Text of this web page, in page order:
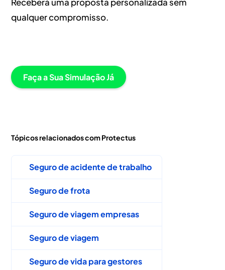
qualquer compromisso.
Faça a Sua Simulação Já
Tópicos relacionados com Protectus
Seguro de acidente de trabalho
Seguro de frota
Seguro de viagem empresas
Seguro de viagem
Seguro de vida para gestores